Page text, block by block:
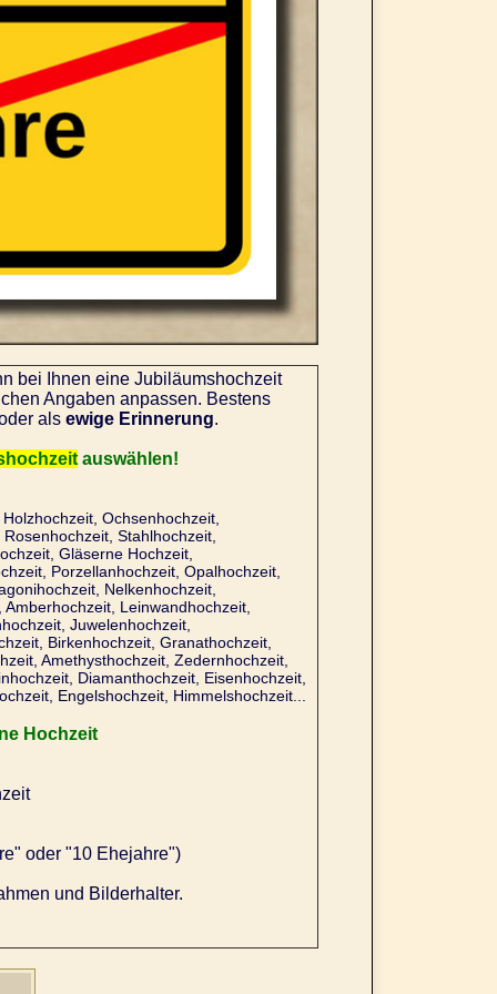
bei Ihnen eine Jubiläumshochzeit
Angaben anpassen. Bestens
als ewige Erinnerung.
auswählen!
Ochsenhochzeit,
Stahlhochzeit,
Gläserne Hochzeit,
Porzellanhochzeit, Opalhochzeit,
Nelkenhochzeit,
Leinwandhochzeit,
Juwelenhochzeit,
Birkenhochzeit, Granathochzeit,
Amethysthochzeit, Zedernhochzeit,
Diamanthochzeit, Eisenhochzeit,
Engelshochzeit, Himmelshochzeit...
Hochzeit
oder "10 Ehejahre")
und Bilderhalter.